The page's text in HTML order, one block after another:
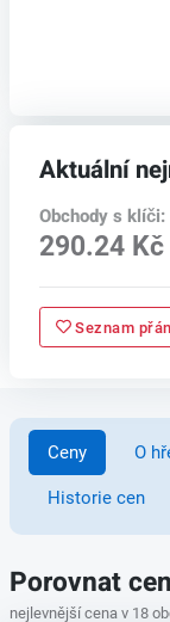
Aktuální
Obchody s klíči:
290.24 Kč
Seznam
Ceny O
Historie cen
Porovnat
nejlevnější cena v 18